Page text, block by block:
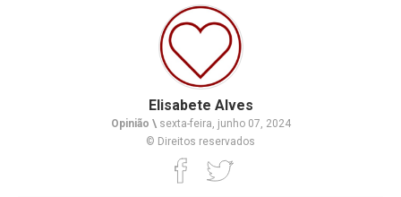
Elisabete Alves
Opinião \sexta-feira, junho 07, 2024
© Direitos reservados